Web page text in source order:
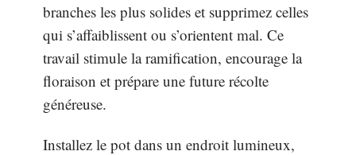
branches les plus solides et supprimez celles
qui s’affaiblissent ou s’orientent mal. Ce
travail stimule la ramification, encourage la
floraison et prépare une future récolte
généreuse.
Installez le pot dans un endroit lumineux,